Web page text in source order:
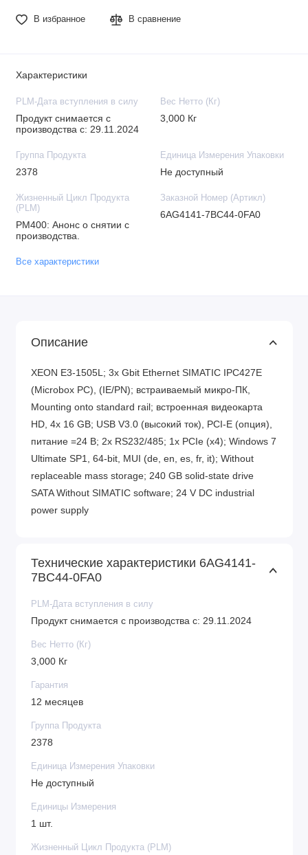
В избранное В сравнение
Характеристики
PLM-Дата вступления в силу
Продукт снимается с
производства с: 29.11.2024
Вес Нетто (Кг)
3,000 Кг
Группа Продукта
2378
Единица Измерения Упаковки
Не доступный
Жизненный Цикл Продукта
(PLM)
PM400: Анонс о снятии с
производства.
Заказной Номер (Артикл)
6AG4141-7BC44-0FA0
Все характеристики
Описание
XEON E3-1505L; 3x Gbit Ethernet SIMATIC IPC427E
(Microbox PC), (IE/PN); встраиваемый микро-ПК,
Mounting onto standard rail; встроенная видеокарта
HD, 4x 16 GB; USB V3.0 (высокий ток), PCI-E (опция),
питание =24 В; 2x RS232/485; 1x PCIe (x4); Windows 7
Ultimate SP1, 64-bit, MUI (de, en, es, fr, it); Without
replaceable mass storage; 240 GB solid-state drive
SATA Without SIMATIC software; 24 V DC industrial
power supply
Технические характеристики 6AG4141-
7BC44-0FA0
PLM-Дата вступления в силу
Продукт снимается с производства с: 29.11.2024
Вес Нетто (Кг)
3,000 Кг
Гарантия
12 месяцев
Группа Продукта
2378
Единица Измерения Упаковки
Не доступный
Единицы Измерения
1 шт.
Жизненный Цикл Продукта (PLM)